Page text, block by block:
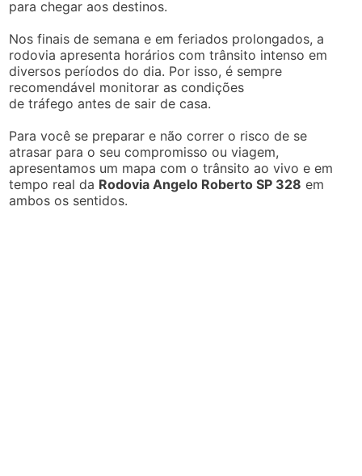
para chegar aos destinos.
Nos finais de semana e em feriados prolongados, a
rodovia apresenta horários com trânsito intenso em
diversos períodos do dia. Por isso, é sempre
recomendável monitorar as condições
de tráfego antes de sair de casa.
Para você se preparar e não correr o risco de se
atrasar para o seu compromisso ou viagem,
apresentamos um mapa com o trânsito ao vivo e em
tempo real da Rodovia Angelo Roberto SP 328 em
ambos os sentidos.